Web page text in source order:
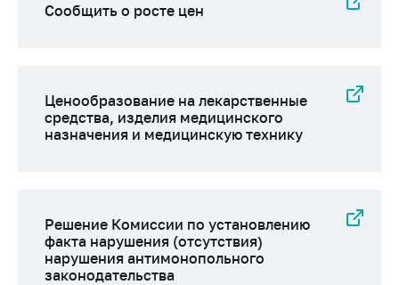
Сообщить о росте цен
Ценообразование на лекарственные
средства, изделия медицинского
назначения и медицинскую технику
Решение Комиссии по установлению
факта нарушения (отсутствия)
нарушения антимонопольного
законодательства